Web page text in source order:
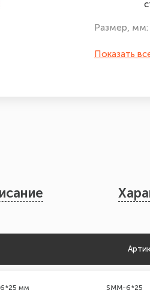
Размер, мм:
Показать
6*25 мм SMM-6*25